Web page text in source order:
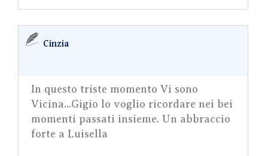
Cinzia
In questo triste momento Vi sono
Vicina...Gigio lo voglio ricordare nei bei
momenti passati insieme. Un abbraccio
forte a Luisella